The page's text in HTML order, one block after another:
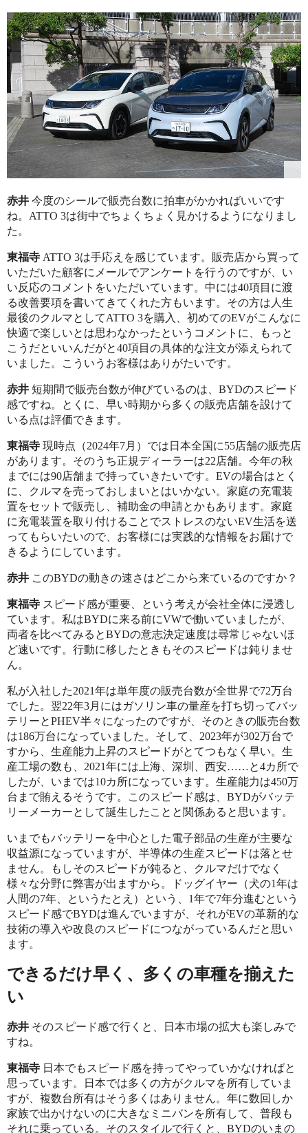
赤井 今度のシールで販売台数に拍車がかかればいいです
ね。ATTO 3は街中でちょくちょく見かけるようになりまし
た。
東福寺 ATTO 3は手応えを感じています。販売店から買って
いただいた顧客にメールでアンケートを行うのですが、い
い反応のコメントをいただいています。中には40項目に渡
る改善要項を書いてきてくれた方もいます。その方は人生
最後のクルマとしてATTO 3を購入、初めてのEVがこんなに
快適で楽しいとは思わなかったというコメントに、もっと
こうだといいんだがと40項目の具体的な注文が添えられて
いました。こういうお客様はありがたいです。
赤井 短期間で販売台数が伸びているのは、BYDのスピード
感ですね。とくに、早い時期から多くの販売店舗を設けて
いる点は評価できます。
東福寺 現時点（2024年7月）では日本全国に55店舗の販売店
があります。そのうち正規ディーラーは22店舗。今年の秋
までには90店舗まで持っていきたいです。EVの場合はとく
に、クルマを売っておしまいとはいかない。家庭の充電装
置をセットで販売し、補助金の申請とかもあります。家庭
に充電装置を取り付けることでストレスのないEV生活を送
ってもらいたいので、お客様には実践的な情報をお届けで
きるようにしています。
赤井 このBYDの動きの速さはどこから来ているのですか？
東福寺 スピード感が重要、という考えが会社全体に浸透し
ています。私はBYDに来る前にVWで働いていましたが、
両者を比べてみるとBYDの意志決定速度は尋常じゃないほ
ど速いです。行動に移したときもそのスピードは鈍りませ
ん。
私が入社した2021年は単年度の販売台数が全世界で72万台
でした。翌22年3月にはガソリン車の量産を打ち切ってバッ
テリーとPHEV半々になったのですが、そのときの販売台数
は186万台になっていました。そして、2023年が302万台で
すから、生産能力上昇のスピードがとてつもなく早い。生
産工場の数も、2021年には上海、深圳、西安……と4カ所で
したが、いまでは10カ所になっています。生産能力は450万
台まで賄えるそうです。このスピード感は、BYDがバッテ
リーメーカーとして誕生したことと関係あると思います。
いまでもバッテリーを中心とした電子部品の生産が主要な
収益源になっていますが、半導体の生産スピードは落とせ
ません。もしそのスピードが鈍ると、クルマだけでなく
様々な分野に弊害が出ますから。ドッグイヤー（犬の1年は
人間の7年、というたとえ）という、1年で7年分進むという
スピード感でBYDは進んでいますが、それがEVの革新的な
技術の導入や改良のスピードにつながっているんだと思い
ます。
できるだけ早く、多くの車種を揃えた
い
赤井 そのスピード感で行くと、日本市場の拡大も楽しみで
すね。
東福寺 日本でもスピード感を持ってやっていかなければと
思っています。日本では多くの方がクルマを所有していま
すが、複数台所有はそう多くはありません。年に数回しか
家族で出かけないのに大きなミニバンを所有して、普段も
それに乗っている。そのスタイルで行くと、BYDのいまの